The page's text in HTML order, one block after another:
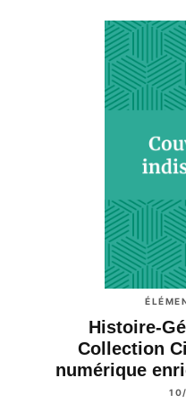
Histoire-
Collection
numérique